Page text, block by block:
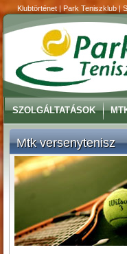
Klubtörténet | Park Teniszklub |
SZOLGÁLTATÁSOK
Mtk versenytenisz